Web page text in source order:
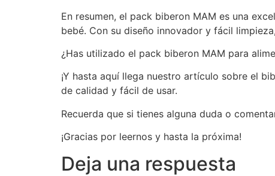
En resumen, el pack biberon MAM es una
bebé. Con su diseño innovador y fácil
¿Has utilizado el pack biberon MAM para
¡Y hasta aquí llega nuestro artículo sobre el
de calidad y fácil de usar.
Recuerda que si tienes alguna duda o
¡Gracias por leernos y hasta la próxima!
Deja una respuesta